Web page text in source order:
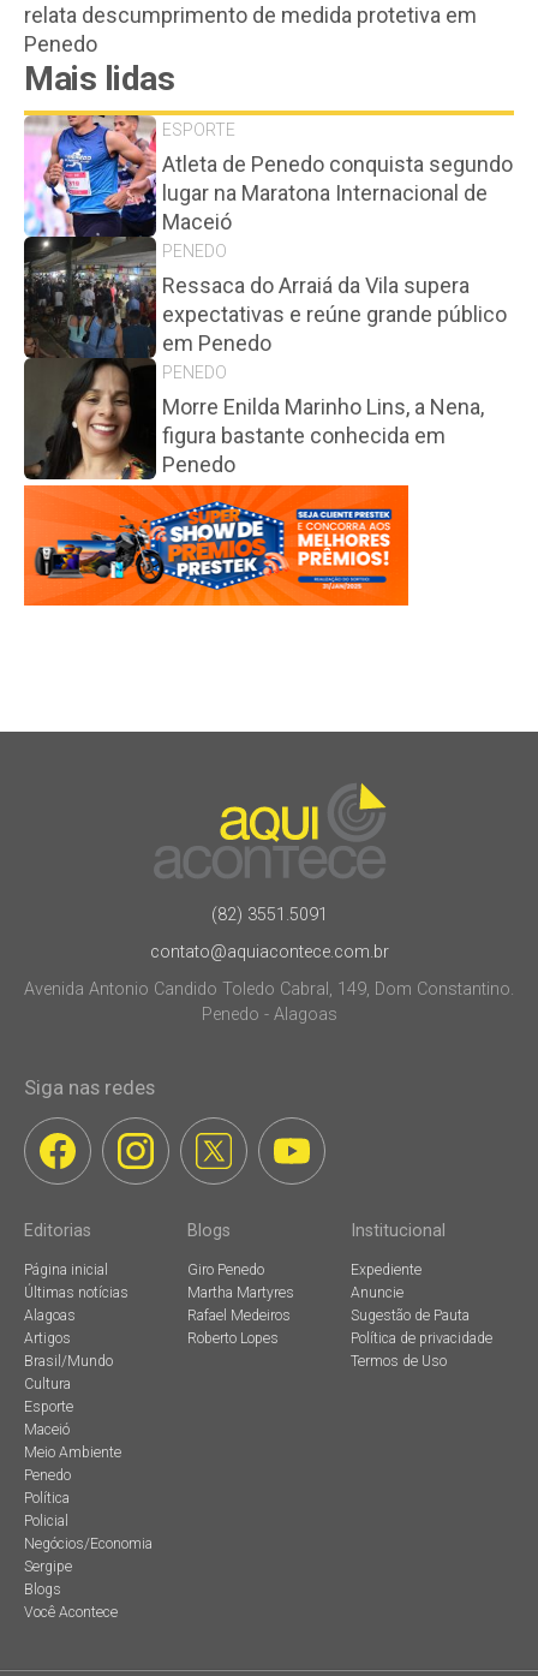
relata descumprimento de medida protetiva em
Penedo
Mais lidas
ESPORTE
Atleta de Penedo conquista segundo
lugar na Maratona Internacional de
Maceió
PENEDO
Ressaca do Arraiá da Vila supera
expectativas e reúne grande público
em Penedo
PENEDO
Morre Enilda Marinho Lins, a Nena,
figura bastante conhecida em
Penedo
(82) 3551.5091
contato@aquiacontece.com.br
Avenida Antonio Candido Toledo Cabral, 149, Dom Constantino.
Penedo - Alagoas
Siga nas redes
Editorias
Página inicial
Últimas notícias
Alagoas
Artigos
Brasil/Mundo
Cultura
Esporte
Maceió
Meio Ambiente
Penedo
Política
Policial
Negócios/Economia
Sergipe
Blogs
Você Acontece
Blogs
Giro Penedo
Martha Martyres
Rafael Medeiros
Roberto Lopes
Institucional
Expediente
Anuncie
Sugestão de Pauta
Política de privacidade
Termos de Uso